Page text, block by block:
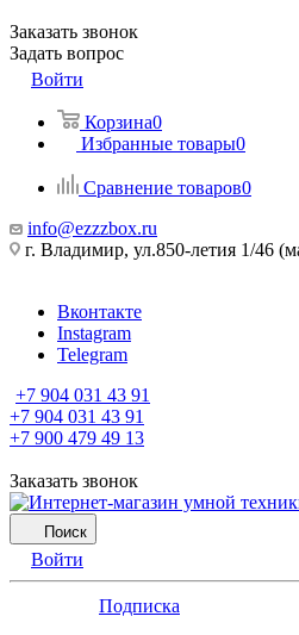
Заказать звонок
Задать вопрос
Войти
Корзина0
Избранные товары0
Сравнение товаров0
info@ezzzbox.ru
г. Владимир, ул.850-летия 1/46
Вконтакте
Instagram
Telegram
+7 904 031 43 91
+7 904 031 43 91
+7 900 479 49 13
Заказать звонок
Поиск
Войти
Подписка